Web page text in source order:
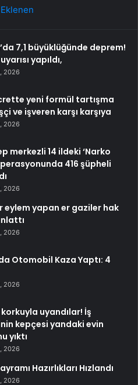
7,1 büyüklüğünde deprem!
yapıldı,
2026
yeni formül tartışma
ve işveren karşı karşıya
2026
merkezli 14 ildeki ‘Narko
416 şüpheli
2026
eylem yapan er gaziler hak
2026
Otomobil Kaza Yaptı: 4
2026
uyandılar! İş
kepçesi yandaki evin
yıktı
2026
Hazırlıkları Hızlandı
2026